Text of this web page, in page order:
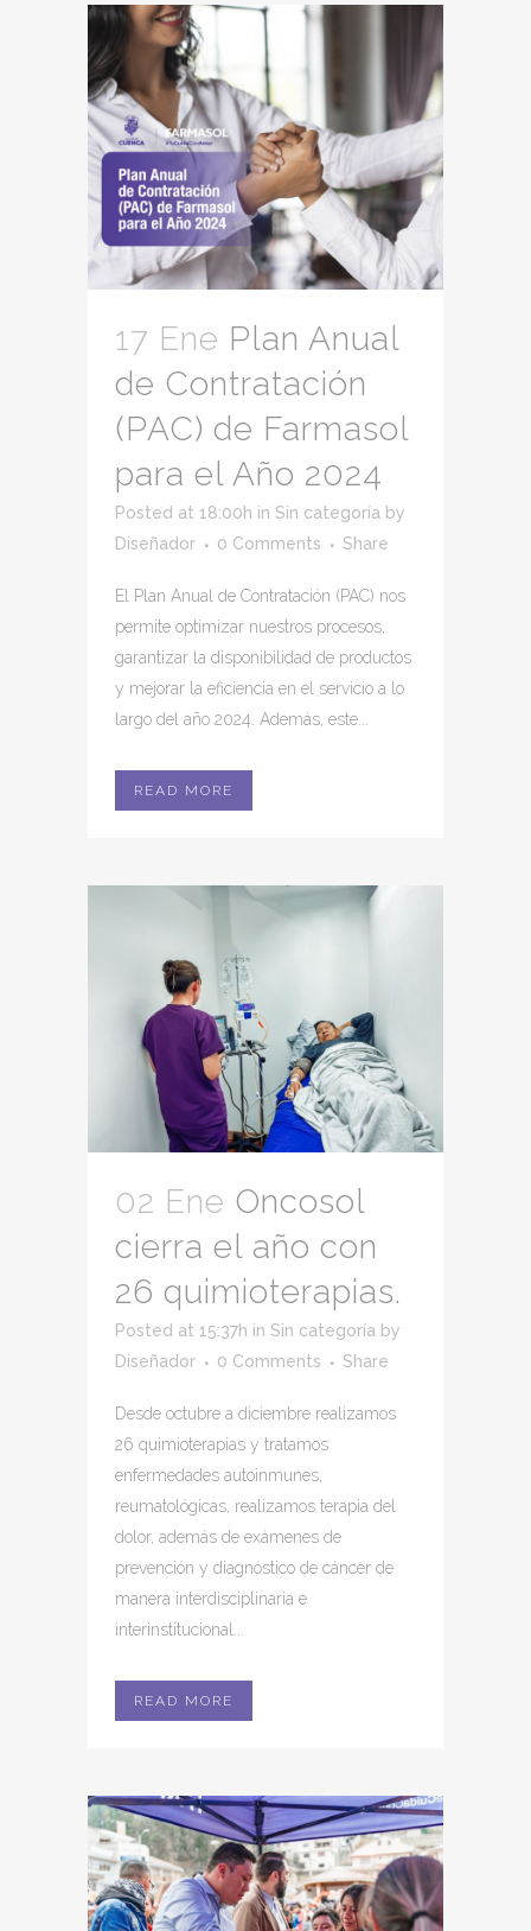
17 Ene Plan Anual
de Contratación
(PAC) de Farmasol
para el Año 2024
Posted at 18:00h in Sin categoría by
Diseñador
0 Comments Share
El Plan Anual de Contratación (PAC) nos
permite optimizar nuestros procesos,
garantizar la disponibilidad de productos
y mejorar la eficiencia en el servicio a lo
largo del año 2024. Además, este...
READ MORE
02 Ene Oncosol
cierra el año con
26 quimioterapias.
Posted at 15:37h in Sin categoría by
Diseñador
0 Comments Share
Desde octubre a diciembre realizamos
26 quimioterapias y tratamos
enfermedades autoinmunes,
reumatológicas, realizamos terapia del
dolor, además de exámenes de
prevención y diagnóstico de cáncer de
manera interdisciplinaria e
interinstitucional...
READ MORE